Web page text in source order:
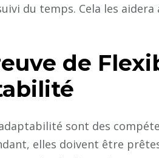
du temps. Cela les
de
sont des
elles doivent être